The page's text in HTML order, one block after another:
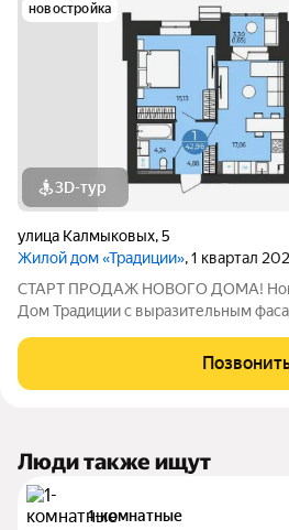
новостройка
3D-тур
улица Калмыковых,5
Жилой дом «Традиции», 1 квартал
СТАРТ ПРОДАЖ НОВОГО ДОМА!
Дом Традиции с выразительным
газовым отоплением и
расположен в богатом
Люди также ищут
1-комнатные